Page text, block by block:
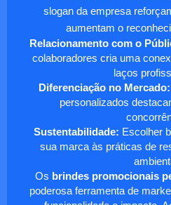
slogan da empresa
aumentam o
Relacionamento com o
colaboradores cria uma
laços
Diferenciação no Mercado:
personalizados
Sustentabilidade: Escolher
sua marca às práticas de
Os brindes promocionais
poderosa ferramenta de